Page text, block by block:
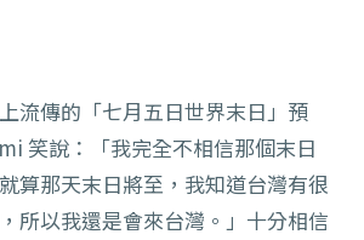
流傳的「七月五日世界末日」預
笑說：「我完全不相信那個末日
算那天末日將至，我知道台灣有很
所以我還是會來台灣。」十分相信